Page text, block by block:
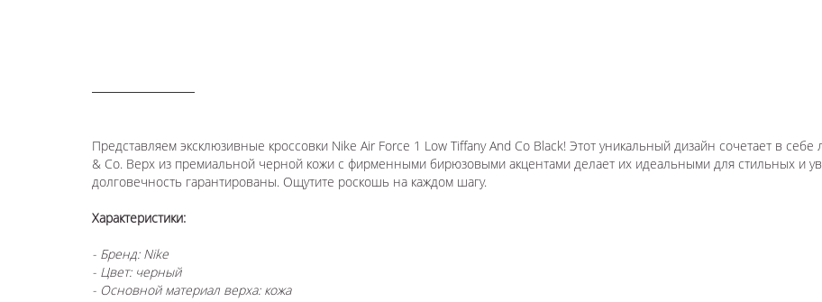
Представляем эксклюзивные кроссовки Nike Air Force 1 Low Tiffany And Co Black! Этот уникальный дизайн сочетает в
& Co. Верх из премиальной черной кожи с фирменными бирюзовыми акцентами делает их идеальными для стильных и
долговечность гарантированы. Ощутите роскошь на каждом шагу.
Характеристики:
- Бренд: Nike
- Цвет: черный
- Основной материал верха: кожа